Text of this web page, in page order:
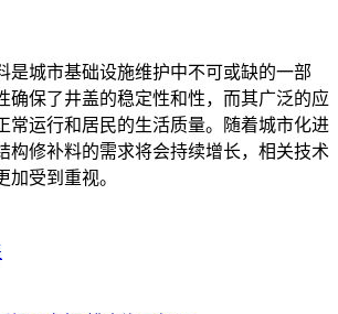
城市基础设施维护中不可或缺的一部
确保了井盖的稳定性和性，而其广泛的应
常运行和居民的生活质量。随着城市化进
构修补料的需求将会持续增长，相关技术
加受到重视。